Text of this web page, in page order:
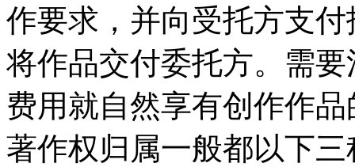
作要求，并向受托方支
将作品交付委托方。需
费用就自然享有创作作
著作权归属一般都以下